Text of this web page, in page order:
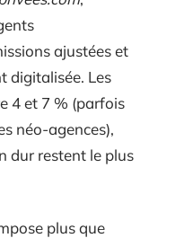
ajustées et
digitalisée. Les
4 et 7 % (parfois
néo-agences),
dur restent le plus
plus que